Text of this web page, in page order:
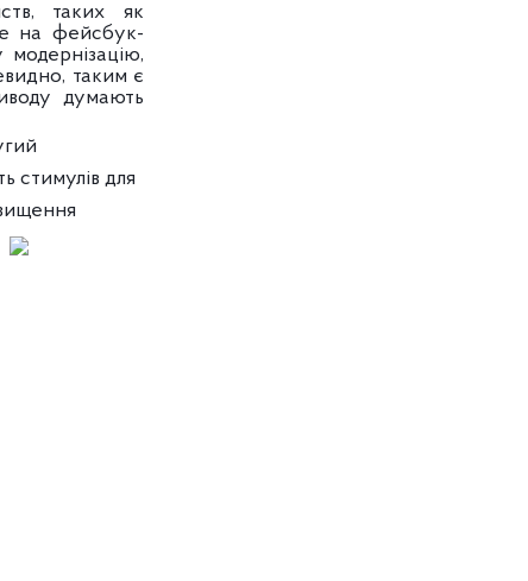
таких як
на фейсбук-
модернізацію,
таким є
думають
стимулів для